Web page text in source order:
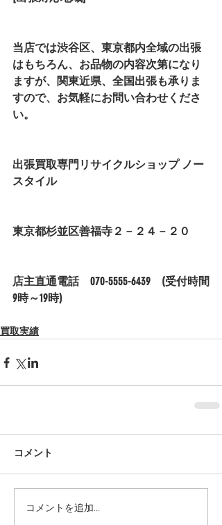
当店では渋谷区、東京都内全域の出張
はもちろん、お品物の内容次第になり
ますが、関東近県、全国出張も承りま
すので、お気軽にお問い合わせくださ
い。
出張買取専門リサイクルショップ ノー
スタイル
東京都杉並区善福寺２－２４－２０
店主直通電話　070-5555-6439　(受付時間
9時～19時)
買取実績
コメント
コメントを追加…